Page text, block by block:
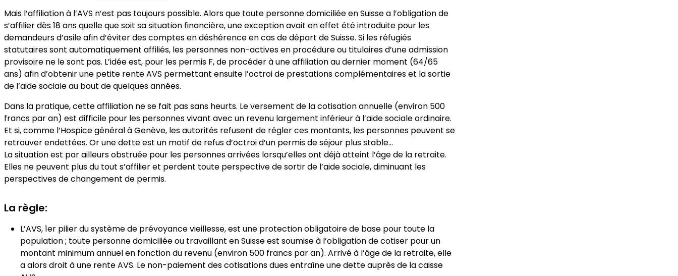
Mais l’affiliation à l’AVS n’est pas toujours possible. Alors que toute personne domiciliée en Suisse a l’obligation de
s’affilier dès 18 ans quelle que soit sa situation financière, une exception avait en effet été introduite pour les
demandeurs d’asile afin d’éviter des comptes en déshérence en cas de départ de Suisse. Si les réfugiés
statutaires sont automatiquement affiliés, les personnes non-actives en procédure ou titulaires d’une admission
provisoire ne le sont pas. L’idée est, pour les permis F, de procéder à une affiliation au dernier moment (64/65
ans) afin d’obtenir une petite rente AVS permettant ensuite l’octroi de prestations complémentaires et la sortie
de l’aide sociale au bout de quelques années.
Dans la pratique, cette affiliation ne se fait pas sans heurts. Le versement de la cotisation annuelle (environ 500
francs par an) est difficile pour les personnes vivant avec un revenu largement inférieur à l’aide sociale ordinaire.
Et si, comme l’Hospice général à Genève, les autorités refusent de régler ces montants, les personnes peuvent se
retrouver endettées. Or une dette est un motif de refus d’octroi d’un permis de séjour plus stable…
La situation est par ailleurs obstruée pour les personnes arrivées lorsqu’elles ont déjà atteint l’âge de la retraite.
Elles ne peuvent plus du tout s’affilier et perdent toute perspective de sortir de l’aide sociale, diminuant les
perspectives de changement de permis.
La règle:
L’AVS, 1er pilier du système de prévoyance vieillesse, est une protection obligatoire de base pour toute la
population ; toute personne domiciliée ou travaillant en Suisse est soumise à l’obligation de cotiser pour un
montant minimum annuel en fonction du revenu (environ 500 francs par an). Arrivé à l’âge de la retraite, elle
a alors droit à une rente AVS. Le non-paiement des cotisations dues entraîne une dette auprès de la caisse